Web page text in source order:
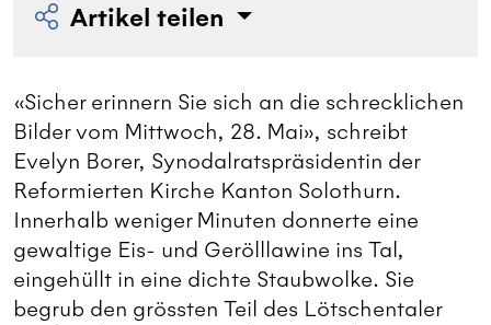
Artikel teilen
«Sicher erinnern Sie sich an die schrecklichen
Bilder vom Mittwoch, 28. Mai», schreibt
Evelyn Borer, Synodalratspräsidentin der
Reformierten Kirche Kanton Solothurn.
Innerhalb weniger Minuten donnerte eine
gewaltige Eis- und Gerölllawine ins Tal,
eingehüllt in eine dichte Staubwolke. Sie
begrub den grössten Teil des Lötschentaler